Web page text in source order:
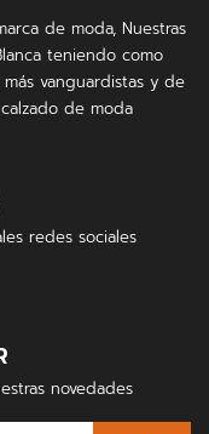
de moda, Nuestras
teniendo como
vanguardistas y de
de moda
redes sociales
novedades